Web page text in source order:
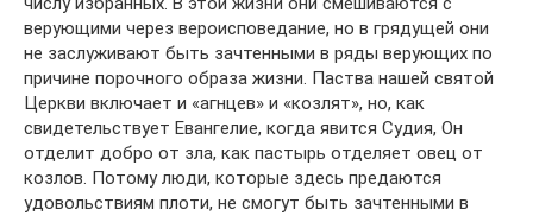
верующими через вероисповедание, но в грядущей они
не заслуживают быть зачтенными в ряды верующих по
причине порочного образа жизни. Паства нашей святой
Церкви включает и «агнцев» и «козлят», но, как
свидетельствует Евангелие, когда явится Судия, Он
отделит добро от зла, как пастырь отделяет овец от
козлов. Потому люди, которые здесь предаются
удовольствиям плоти, не смогут быть зачтенными в